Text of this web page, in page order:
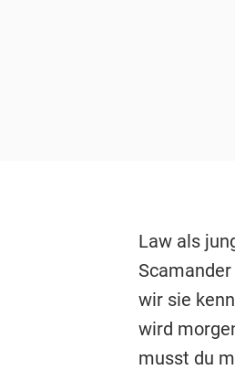
Law als
wir sie
wird
musst du